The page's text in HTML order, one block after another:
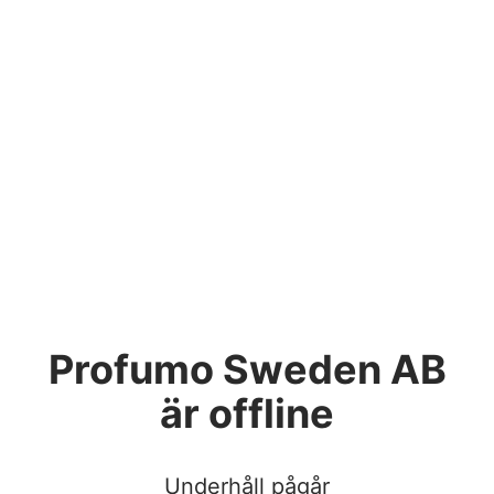
Profumo Sweden AB
är offline
Underhåll pågår